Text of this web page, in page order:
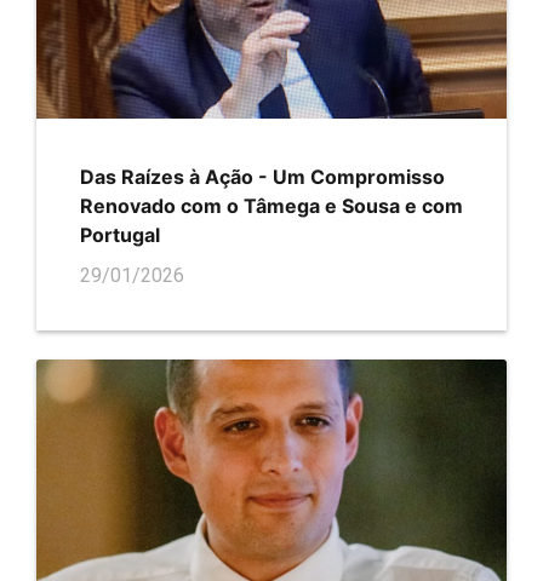
Das Raízes à Ação - Um Compromisso
Renovado com o Tâmega e Sousa e com
Portugal
29/01/2026